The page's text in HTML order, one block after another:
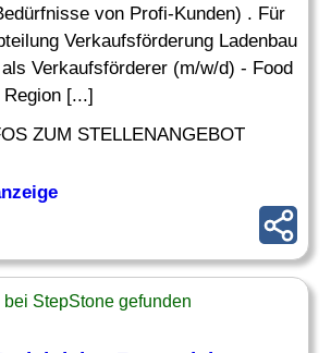
von Profi-Kunden) . Für
Verkaufsförderung Ladenbau
Verkaufsförderer (m/w/d) - Food
[...]
ZUM STELLENANGEBOT
bei StepStone gefunden